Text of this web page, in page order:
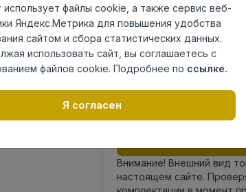
Теплый пол
до +27
Способ
укладки
Замковый
Фаска
4V micro
Страна
Внимание! Внешний вид
настоящем сайте.
использует файлы cookie, а также сервис веб-
Яндекс.Метрика для повышения удобства
сайтом и сбора статистических данных.
использовать сайт, вы соглашаетесь с
файлов cookie. Подробнее по ссылке.
Я согласен